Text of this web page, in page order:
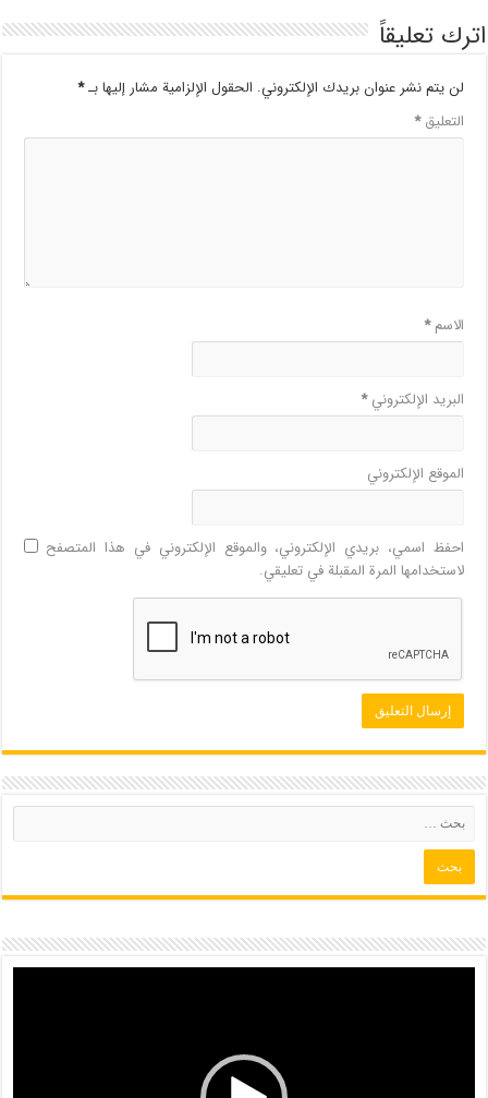
اترك تعليقاً
لن يتم نشر عنوان بريدك الإلكتروني. الحقول الإلزامية مشار إليها بـ*
التعليق*
الاسم*
البريد الإلكتروني*
الموقع الإلكتروني
احفظ اسمي، بريدي الإلكتروني، والموقع الإلكتروني في هذا المتصفح
لاستخدامها المرة المقبلة في تعليقي.